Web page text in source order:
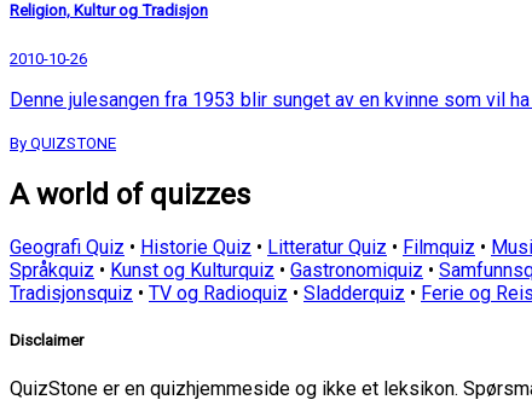
Religion, Kultur og Tradisjon
2010-10-26
Denne julesangen fra 1953 blir sunget av en kvinne som vil
By QUIZSTONE
A world of quizzes
Geografi Quiz • Historie Quiz • Litteratur Quiz • Filmquiz •
Språkquiz • Kunst og Kulturquiz • Gastronomiquiz •
Tradisjonsquiz • TV og Radioquiz • Sladderquiz • Ferie og
Disclaimer
QuizStone er en quizhjemmeside og ikke et leksikon.